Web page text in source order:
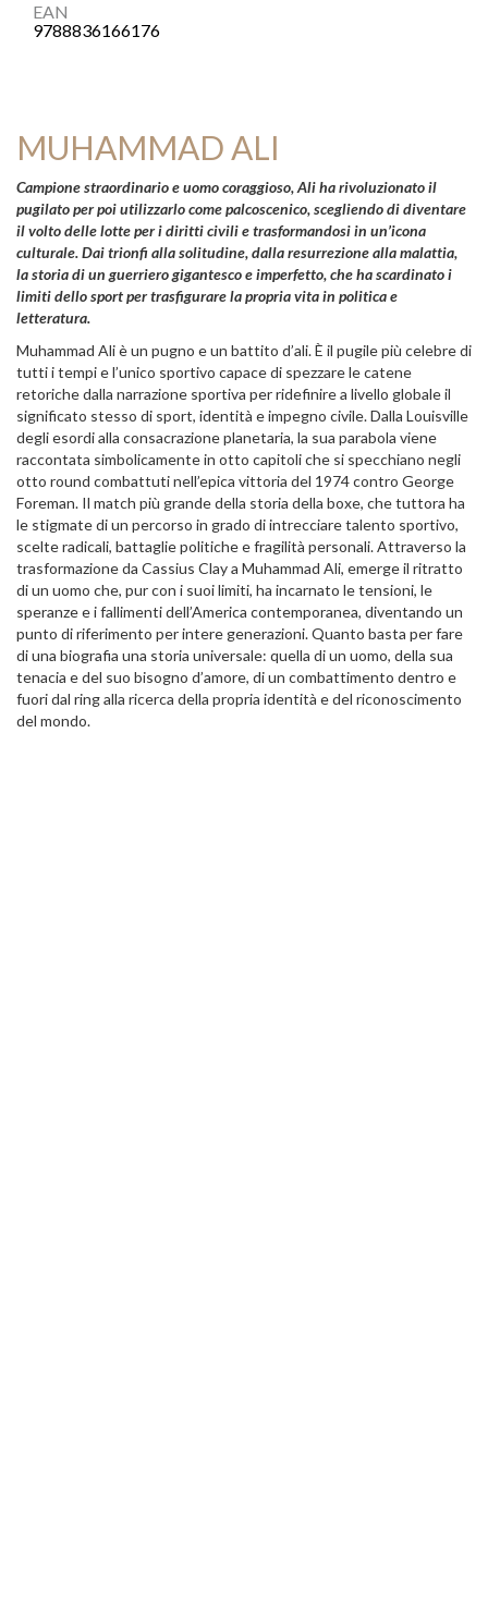
EAN
9788836166176
MUHAMMAD ALI
Campione straordinario e uomo coraggioso, Ali ha rivoluzionato il
pugilato per poi utilizzarlo come palcoscenico, scegliendo di diventare
il volto delle lotte per i diritti civili e trasformandosi in un’icona
culturale. Dai trionfi alla solitudine, dalla resurrezione alla malattia,
la storia di un guerriero gigantesco e imperfetto, che ha scardinato i
limiti dello sport per trasfigurare la propria vita in politica e
letteratura.
Muhammad Ali è un pugno e un battito d’ali. È il pugile più celebre di
tutti i tempi e l’unico sportivo capace di spezzare le catene
retoriche dalla narrazione sportiva per ridefinire a livello globale il
significato stesso di sport, identità e impegno civile. Dalla Louisville
degli esordi alla consacrazione planetaria, la sua parabola viene
raccontata simbolicamente in otto capitoli che si specchiano negli
otto round combattuti nell’epica vittoria del 1974 contro George
Foreman. Il match più grande della storia della boxe, che tuttora ha
le stigmate di un percorso in grado di intrecciare talento sportivo,
scelte radicali, battaglie politiche e fragilità personali. Attraverso la
trasformazione da Cassius Clay a Muhammad Ali, emerge il ritratto
di un uomo che, pur con i suoi limiti, ha incarnato le tensioni, le
speranze e i fallimenti dell’America contemporanea, diventando un
punto di riferimento per intere generazioni. Quanto basta per fare
di una biografia una storia universale: quella di un uomo, della sua
tenacia e del suo bisogno d’amore, di un combattimento dentro e
fuori dal ring alla ricerca della propria identità e del riconoscimento
del mondo.